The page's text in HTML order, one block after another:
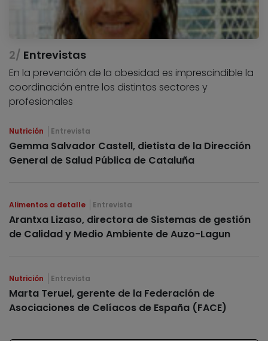
Entrevistas
En la prevención de la obesidad es imprescindible la
coordinación entre los distintos sectores y
profesionales
Nutrición Entrevista
Gemma Salvador Castell, dietista de la Dirección
General de Salud Pública de Cataluña
Alimentos a detalle Entrevista
Arantxa Lizaso, directora de Sistemas de gestión
de Calidad y Medio Ambiente de Auzo-Lagun
Nutrición Entrevista
Marta Teruel, gerente de la Federación de
Asociaciones de Celíacos de España (FACE)